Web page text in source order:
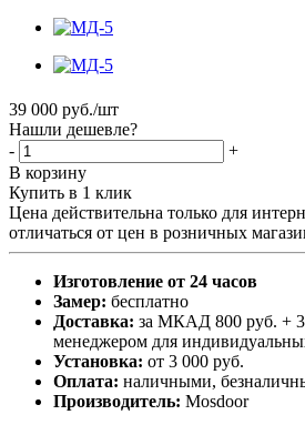
39 000 руб./шт
Нашли дешевле?
-
+
В корзину
Купить в 1 клик
Цена действительна только для
отличаться от цен в розничных
Изготовление от 24 часов
Замер: бесплатно
Доставка: за МКАД 800 руб. +
менеджером для
Установка: от 3 000 руб.
Оплата: наличными,
Производитель: Mosdoor